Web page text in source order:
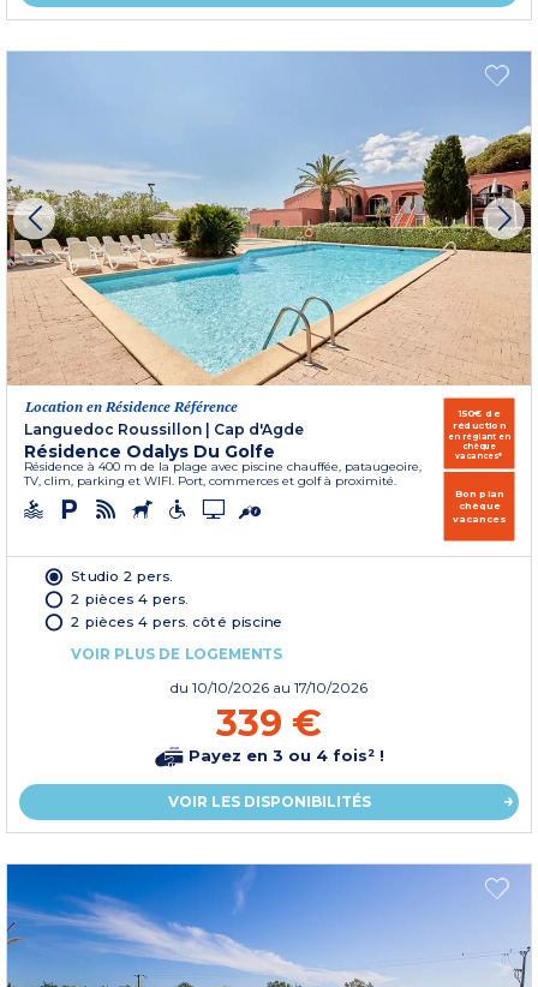
Location en Résidence Référence
Languedoc Roussillon
Cap d'Agde
Résidence Odalys Du Golfe
Résidence à 400 m de la plage avec piscine chauffée, pataugeoire,
TV, clim, parking et WIFI. Port, commerces et golf à proximité.
150€ de
réduction
en réglant en
chèque
vacances*
Bon plan
chèque
vacances
Studio 2 pers.
2 pièces 4 pers.
2 pièces 4 pers. côté piscine
VOIR PLUS DE LOGEMENTS
du 10/10/2026 au 17/10/2026
339 €
Payez en 3 ou 4 fois² !
VOIR LES DISPONIBILITÉS